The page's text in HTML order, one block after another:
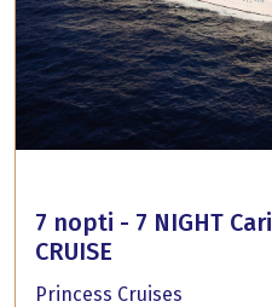
7 nopti - 7 NIGHT
CRUISE
Princess Cruises